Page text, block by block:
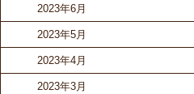
2023年6月
2023年5月
2023年4月
2023年3月